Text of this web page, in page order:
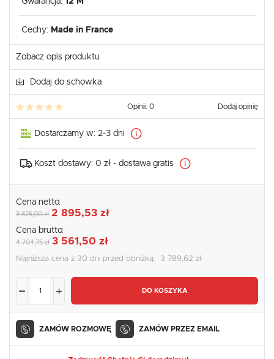
Cechy: Made in France
Zobacz opis produktu
Dodaj do schowka
Opinii: 0 Dodaj opinię
Dostarczamy w: 2-3 dni
Koszt dostawy: 0 zł - dostawa gratis
Cena netto:
3 825,00 zł 2 895,53 zł
Cena brutto:
4 704,75 zł 3 561,50 zł
Najniższa cena z 30 dni przed obniżką: 3 789,62 zł
DO KOSZYKA
ZAMÓW ROZMOWĘ ZAMÓW PRZEZ EMAIL